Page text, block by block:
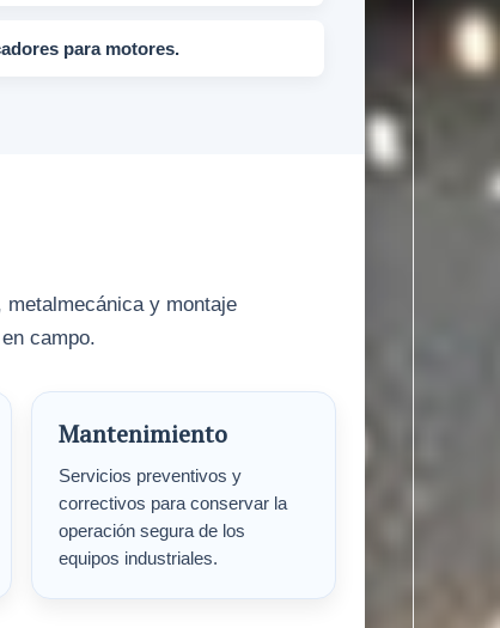
para motores.
y montaje
campo.
Mantenimiento
Servicios preventivos y
correctivos para conservar la
operación segura de los
equipos industriales.